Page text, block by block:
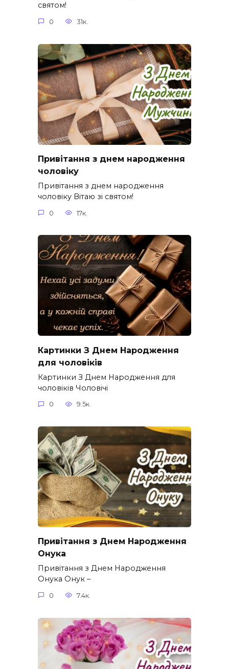
святом!
0 31к.
Привітання з днем народження
чоловіку
Привітання з днем народження
чоловіку Вітаю зі святом!
0 17к.
Картинки З Днем Народження
для чоловіків​
Картинки З Днем Народження для
чоловіків​ Чоловічі
0 9.5к.
Привітання з Днем Народження
Онука
Привітання з Днем Народження
Онука Онук –
0 7.4к.